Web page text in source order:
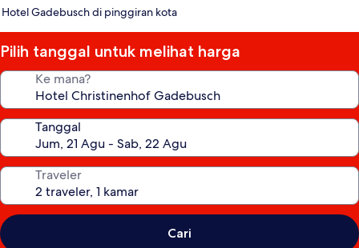
Hotel Gadebusch di pinggiran kota
Pilih tanggal untuk melihat harga
Ke mana?
Tanggal
Traveler
Cari